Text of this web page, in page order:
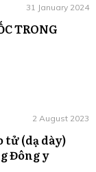
31 January 2024
TRONG
2 August 2023
tử (dạ dày)
Đông y